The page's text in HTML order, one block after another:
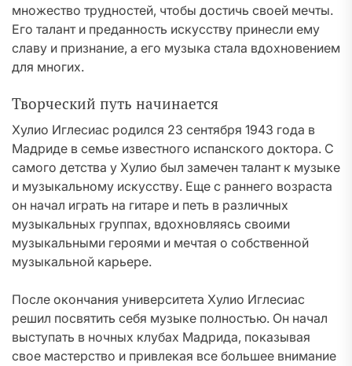
множество трудностей, чтобы достичь своей мечты.
Его талант и преданность искусству принесли ему
славу и признание, а его музыка стала вдохновением
для многих.
Творческий путь начинается
Хулио Иглесиас родился 23 сентября 1943 года в
Мадриде в семье известного испанского доктора. С
самого детства у Хулио был замечен талант к музыке
и музыкальному искусству. Еще с раннего возраста
он начал играть на гитаре и петь в различных
музыкальных группах, вдохновляясь своими
музыкальными героями и мечтая о собственной
музыкальной карьере.
После окончания университета Хулио Иглесиас
решил посвятить себя музыке полностью. Он начал
выступать в ночных клубах Мадрида, показывая
свое мастерство и привлекая все большее внимание